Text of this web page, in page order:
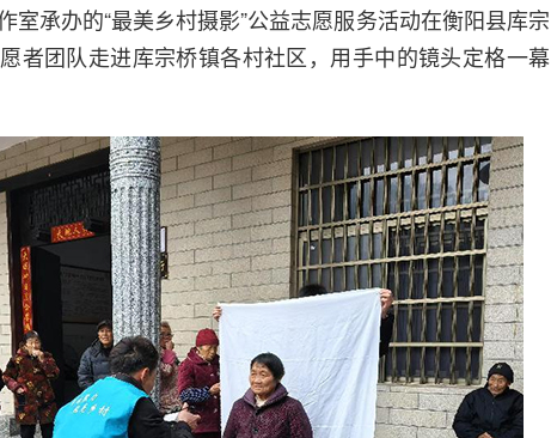
室承办的“最美乡村摄影”公益志愿服务活动在衡阳县库宗
者团队走进库宗桥镇各村社区，用手中的镜头定格一幕